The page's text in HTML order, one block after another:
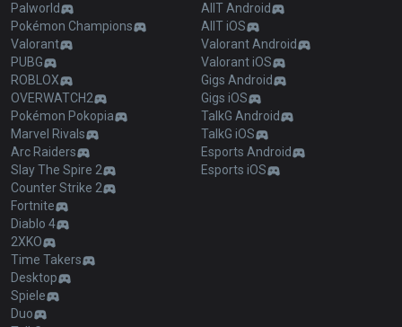
Palworld
Pokémon Champions
Valorant
PUBG
ROBLOX
OVERWATCH2
Pokémon Pokopia
Marvel Rivals
Arc Raiders
Slay The Spire 2
Counter Strike 2
Fortnite
Diablo 4
2XKO
Time Takers
Desktop
Spiele
Duo
AllT Android
AllT iOS
Valorant Android
Valorant iOS
Gigs Android
Gigs iOS
TalkG Android
TalkG iOS
Esports Android
Esports iOS